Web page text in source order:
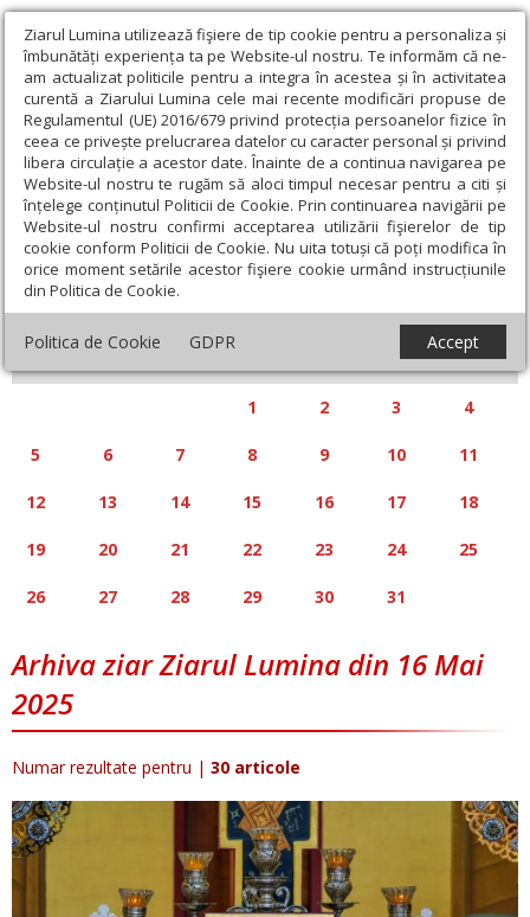
Ziarul Lumina utilizează fişiere de tip cookie pentru a personaliza și
îmbunătăți experiența ta pe Website-ul nostru. Te informăm că ne-
am actualizat politicile pentru a integra în acestea și în activitatea
curentă a Ziarului Lumina cele mai recente modificări propuse de
Regulamentul (UE) 2016/679 privind protecția persoanelor fizice în
ceea ce privește prelucrarea datelor cu caracter personal și privind
libera circulație a acestor date. Înainte de a continua navigarea pe
Website-ul nostru te rugăm să aloci timpul necesar pentru a citi și
înțelege conținutul Politicii de Cookie. Prin continuarea navigării pe
Website-ul nostru confirmi acceptarea utilizării fişierelor de tip
cookie conform Politicii de Cookie. Nu uita totuși că poți modifica în
orice moment setările acestor fişiere cookie urmând instrucțiunile
din Politica de Cookie.
Politica de Cookie GDPR Accept
Calendar articole
« »
MAI 2025
S D
1 2 3 4
5 6 7 8 9 10 11
12 13 14 15 16 17 18
19 20 21 22 23 24 25
26 27 28 29 30 31
Arhiva ziar Ziarul Lumina din 16 Mai
2025
Numar rezultate pentru | 30 articole